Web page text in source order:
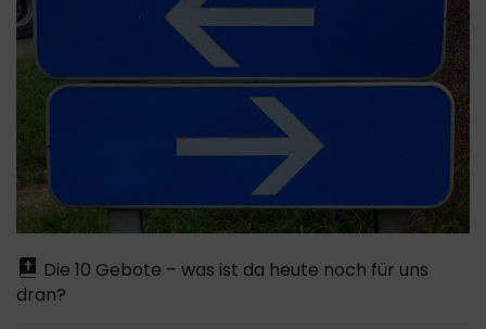
Die 10 Gebote – was ist da heute noch für uns
dran?